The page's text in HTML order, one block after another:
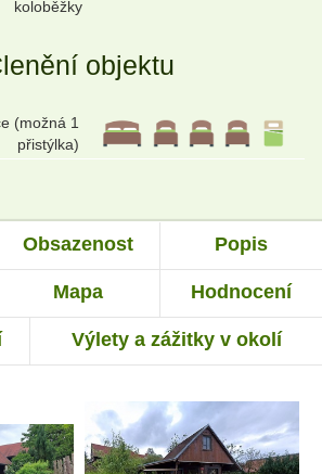
koloběžky
objektu
(možná 1
přistýlka)
Obsazenost Popis
Mapa Hodnocení
Výlety a zážitky v okolí